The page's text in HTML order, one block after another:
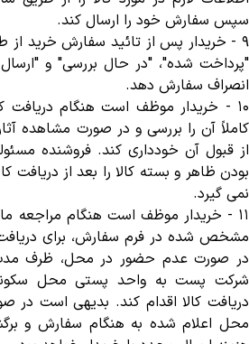
سپس سفارش خود را ارسال کند.
٩- خریدار پس از تائید سفارش خرید
"پرداخت شده"، "در حال بررسی" و
انصراف سفارش دهد.
١٠ - خریدار موظف است هنگام دریافت
کاملاً آن را بررسی و در صورت مشاهده
از قبول آن خودداری کند. فروشنده
بودن ظاهر و بسته کالا را بعد از دریافت
نمی گیرد.
١١ - خریدار موظف است هنگام مراجعه
مشخص شده در فرم سفارش، برای
در صورت عدم حضور در محل، ظرف
شرکت پست به واحد پستی محل
دریافت کالا اقدام کند. بدیهی است در
محل اعلام شده به هنگام سفارش و